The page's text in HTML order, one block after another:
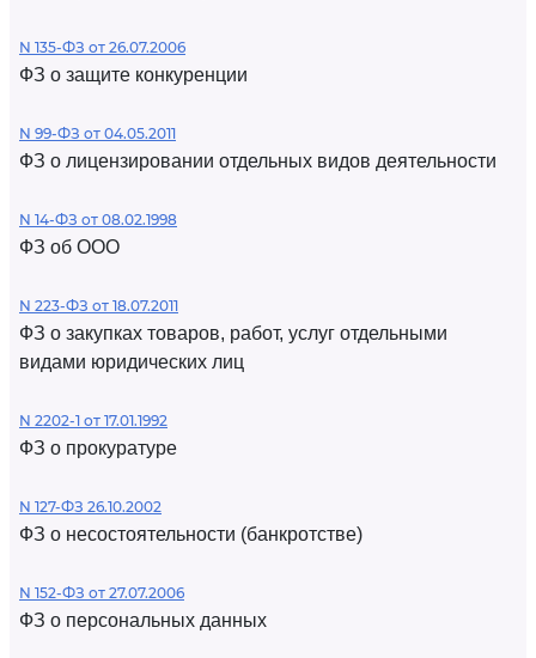
N 135-ФЗ от 26.07.2006
ФЗ о защите конкуренции
N 99-ФЗ от 04.05.2011
ФЗ о лицензировании отдельных видов деятельности
N 14-ФЗ от 08.02.1998
ФЗ об ООО
N 223-ФЗ от 18.07.2011
ФЗ о закупках товаров, работ, услуг отдельными
видами юридических лиц
N 2202-1 от 17.01.1992
ФЗ о прокуратуре
N 127-ФЗ 26.10.2002
ФЗ о несостоятельности (банкротстве)
N 152-ФЗ от 27.07.2006
ФЗ о персональных данных